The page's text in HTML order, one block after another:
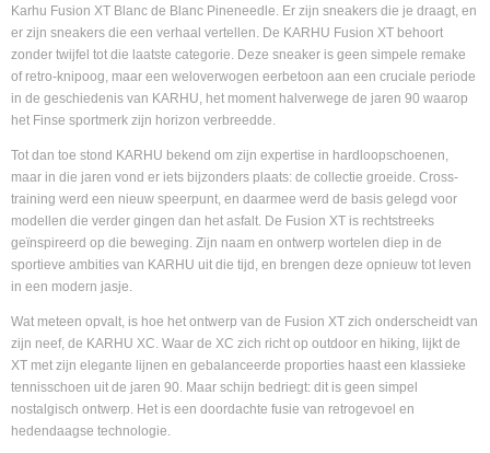
Karhu Fusion XT Blanc de Blanc Pineneedle. Er zijn sneakers die je draagt, en
er zijn sneakers die een verhaal vertellen. De KARHU Fusion XT behoort
zonder twijfel tot die laatste categorie. Deze sneaker is geen simpele remake
of retro-knipoog, maar een weloverwogen eerbetoon aan een cruciale periode
in de geschiedenis van KARHU, het moment halverwege de jaren 90 waarop
het Finse sportmerk zijn horizon verbreedde.
Tot dan toe stond KARHU bekend om zijn expertise in hardloopschoenen,
maar in die jaren vond er iets bijzonders plaats: de collectie groeide. Cross-
training werd een nieuw speerpunt, en daarmee werd de basis gelegd voor
modellen die verder gingen dan het asfalt. De Fusion XT is rechtstreeks
geïnspireerd op die beweging. Zijn naam en ontwerp wortelen diep in de
sportieve ambities van KARHU uit die tijd, en brengen deze opnieuw tot leven
in een modern jasje.
Wat meteen opvalt, is hoe het ontwerp van de Fusion XT zich onderscheidt van
zijn neef, de KARHU XC. Waar de XC zich richt op outdoor en hiking, lijkt de
XT met zijn elegante lijnen en gebalanceerde proporties haast een klassieke
tennisschoen uit de jaren 90. Maar schijn bedriegt: dit is geen simpel
nostalgisch ontwerp. Het is een doordachte fusie van retrogevoel en
hedendaagse technologie.